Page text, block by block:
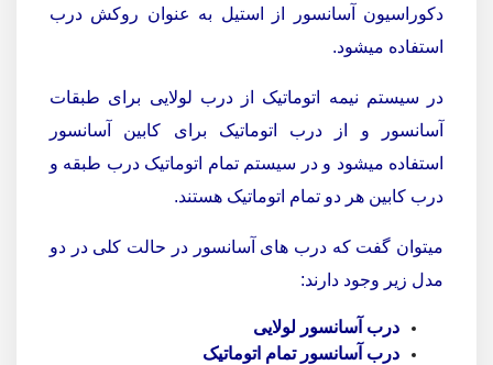
دکوراسیون آسانسور از استیل به عنوان روکش درب
استفاده میشود.
در سیستم نیمه اتوماتیک از درب لولایی برای طبقات
آسانسور و از درب اتوماتیک برای کابین آسانسور
استفاده میشود و در سیستم تمام اتوماتیک درب طبقه و
درب کابین هر دو تمام اتوماتیک هستند.
میتوان گفت که درب های آسانسور در حالت کلی در دو
مدل زیر وجود دارند:
درب آسانسور لولایی
درب آسانسور تمام اتوماتیک